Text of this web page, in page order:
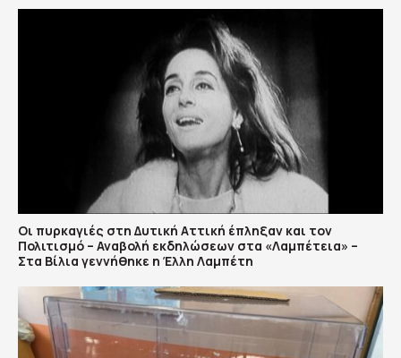
Οι πυρκαγιές στη Δυτική Αττική έπληξαν και τον
Πολιτισμό – Αναβολή εκδηλώσεων στα «Λαμπέτεια» –
Στα Βίλια γεννήθηκε η Έλλη Λαμπέτη